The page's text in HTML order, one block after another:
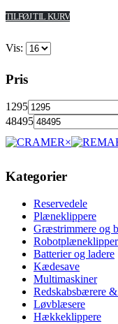
TILFØJ TIL KURV
Vis:
Pris
1295
48495
×
Kategorier
Reservedele
Plæneklippere
Græstrimmere og
Batterier og ladere
Kædesave
Multimaskiner
Redskabsbærere
Løvblæsere
Hækkeklippere